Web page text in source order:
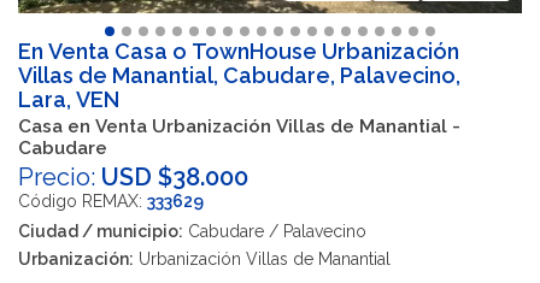
En Venta Casa o TownHouse Urbanización
Villas de Manantial, Cabudare, Palavecino,
Lara, VEN
Casa en Venta Urbanización Villas de Manantial -
Cabudare
Precio: USD $38.000
Código REMAX: 333629
Ciudad / municipio: Cabudare / Palavecino
Urbanización: Urbanización Villas de Manantial